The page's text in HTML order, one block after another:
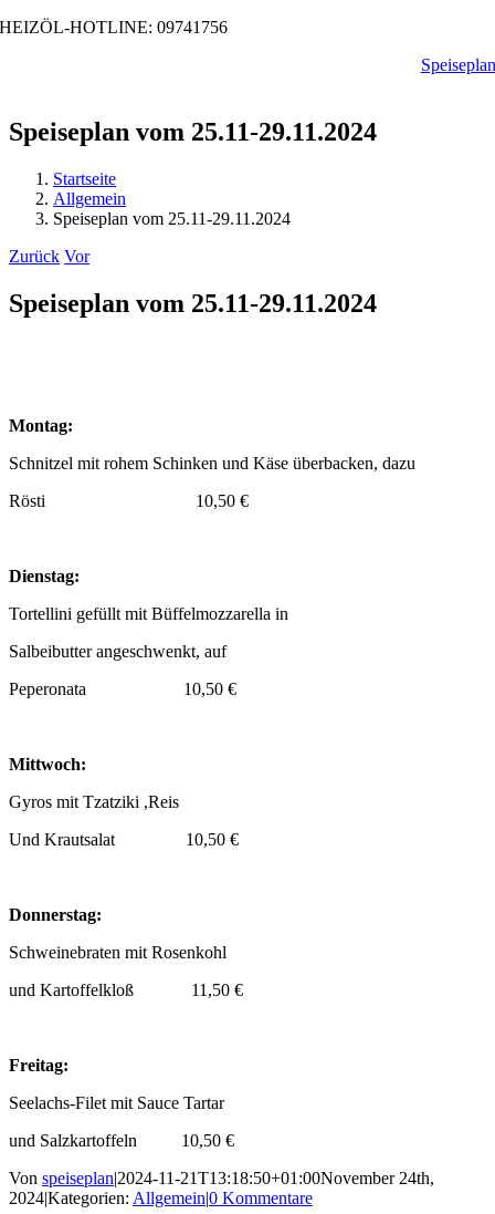
Zum
HEIZÖL-HOTLINE: 09741756
Speiseplan
Speiseplan vom 25.11-29.11.2024
Startseite
Allgemein
Speiseplan vom 25.11-29.11.2024
Zurück Vor
Speiseplan vom 25.11-29.11.2024
Montag:
Schnitzel mit rohem Schinken und Käse überbacken, dazu
Rösti 10,50 €
Dienstag:
Tortellini gefüllt mit Büffelmozzarella in
Salbeibutter angeschwenkt, auf
Peperonata 10,50 €
Mittwoch:
Gyros mit Tzatziki ,Reis
Und Krautsalat 10,50 €
Donnerstag:
Schweinebraten mit Rosenkohl
und Kartoffelkloß 11,50 €
Freitag:
Seelachs-Filet mit Sauce Tartar
und Salzkartoffeln 10,50 €
Von speiseplan|2024-11-21T13:18:50+01:00November 24th,
2024|Kategorien: Allgemein|0 Kommentare